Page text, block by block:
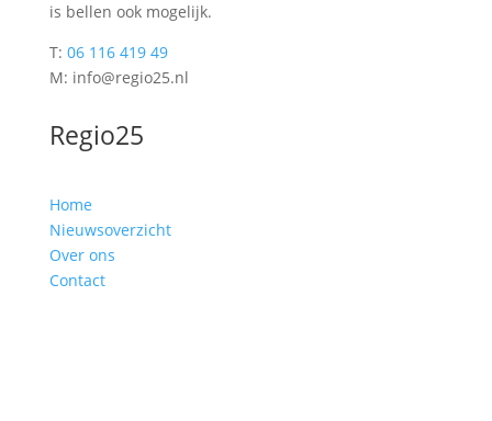
is bellen ook mogelijk.
T: 06 116 419 49
M: info@regio25.nl
Regio25
Home
Nieuwsoverzicht
Over ons
Contact